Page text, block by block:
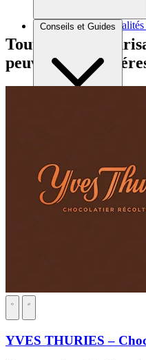
Brèves et actus Actualités
Conseils et Guides
Tout comme
peuvent vous
YVES THURIES –